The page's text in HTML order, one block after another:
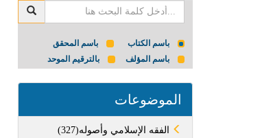
باسم الكتاب
باسم المحقق
باسم المؤلف
بالترقيم الموحد
الموضوعات